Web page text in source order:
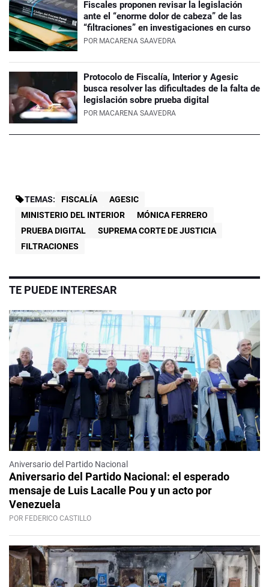
Fiscales proponen revisar la legislación
ante el “enorme dolor de cabeza” de las
“filtraciones” en investigaciones en curso
POR MACARENA SAAVEDRA
Protocolo de Fiscalía, Interior y Agesic
busca resolver las dificultades de la falta de
legislación sobre prueba digital
POR MACARENA SAAVEDRA
TEMAS: FISCALÍA
AGESIC
MINISTERIO DEL INTERIOR
MÓNICA FERRERO
PRUEBA DIGITAL
SUPREMA CORTE DE JUSTICIA
FILTRACIONES
TE PUEDE INTERESAR
Aniversario del Partido Nacional
Aniversario del Partido Nacional: el esperado
mensaje de Luis Lacalle Pou y un acto por
Venezuela
POR FEDERICO CASTILLO